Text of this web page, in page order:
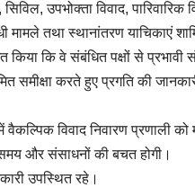
उपभोक्ता विवाद,
तथा स्थानांतरण याचिकाएं
कि वे संबंधित पक्षों से प्रभावी
समीक्षा करते हुए प्रगति की
वैकल्पिक विवाद निवारण प्रणाली
और संसाधनों की बचत होगी।
उपस्थित रहे।